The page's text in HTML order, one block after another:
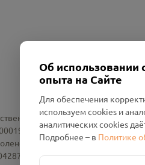
«Смоленский Проект
область, р-н Руднянский, г.
в АО "АЛЬФА-БАНК"
Об использовании
опыта на Сайте
Для обеспечения
используем cookies и
аналитических cookies
Подробнее – в Политике